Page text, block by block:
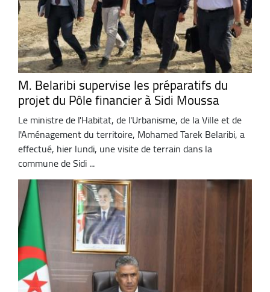
M. Belaribi supervise les préparatifs du
projet du Pôle financier à Sidi Moussa
Le ministre de l'Habitat, de l'Urbanisme, de la Ville et de
l'Aménagement du territoire, Mohamed Tarek Belaribi, a
effectué, hier lundi, une visite de terrain dans la
commune de Sidi ...